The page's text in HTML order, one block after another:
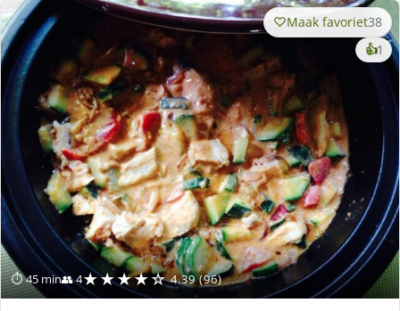
⏱ 45 min👥 4★★★★☆ 4.39 (96)
Maak favoriet38
👍1